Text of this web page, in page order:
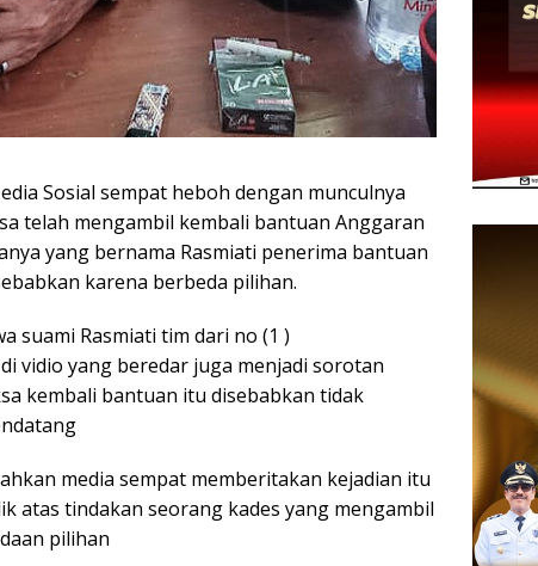
Sosial sempat heboh dengan munculnya
telah mengambil kembali bantuan Anggaran
yang bernama Rasmiati penerima bantuan
karena berbeda pilihan.
suami Rasmiati tim dari no (1 )
vidio yang beredar juga menjadi sorotan
kembali bantuan itu disebabkan tidak
media sempat memberitakan kejadian itu
atas tindakan seorang kades yang mengambil
pilihan